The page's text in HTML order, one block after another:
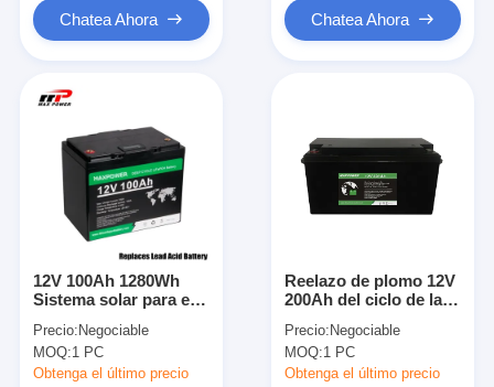
Éntrenos en contacto con
Chatea Ahora
batería del litio lifepo4
baterías recargables de la ión de litio
De polímero de litio
baterías de almacenamiento de energía
Chatea Ahora Chatea Ahora
12V 100Ah 1280Wh
Sistema solar para el
la red LiFePO4 Batería
Precio: Negociable
MOQ:1 PC
Obtenga el último precio
Reelazo de plomo 12V
200Ah del ciclo de la
litio LiFePo4 2 años de
garantía
Precio: Negociable
MOQ:1 PC
Obtenga el último precio